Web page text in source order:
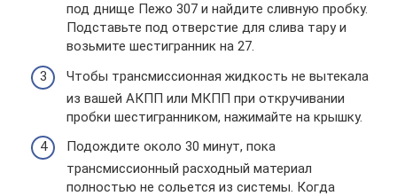
под днище Пежо 307 и найдите сливную пробку.
Подставьте под отверстие для слива тару и
возьмите шестигранник на 27.
Чтобы трансмиссионная жидкость не вытекала
из вашей АКПП или МКПП при откручивании
пробки шестигранником, нажимайте на крышку.
Подождите около 30 минут, пока
трансмиссионный расходный материал
полностью не сольется из системы. Когда